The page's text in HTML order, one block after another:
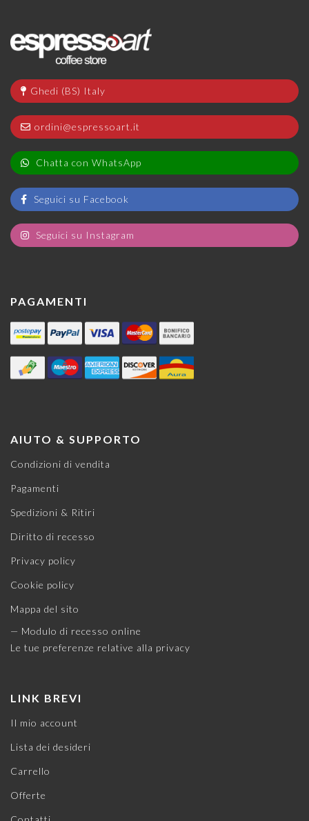
Ghedi (BS) Italy
ordini@espressoart.it
Chatta con WhatsApp
Seguici su Facebook
Seguici su Instagram
PAGAMENTI
AIUTO & SUPPORTO
Condizioni di vendita
Pagamenti
Spedizioni & Ritiri
Diritto di recesso
Privacy policy
Cookie policy
Mappa del sito
— Modulo di recesso online
Le tue preferenze relative alla privacy
LINK BREVI
Il mio account
Lista dei desideri
Carrello
Offerte